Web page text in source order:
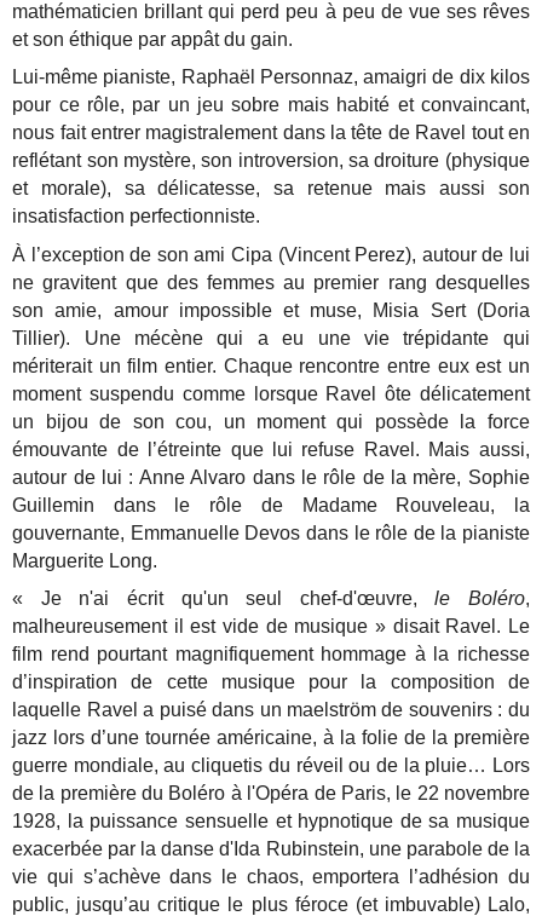
mathématicien brillant qui perd peu à peu de vue ses rêves
et son éthique par appât du gain.
Lui-même pianiste, Raphaël Personnaz, amaigri de dix kilos
pour ce rôle, par un jeu sobre mais habité et convaincant,
nous fait entrer magistralement dans la tête de Ravel tout en
reflétant son mystère, son introversion, sa droiture (physique
et morale), sa délicatesse, sa retenue mais aussi son
insatisfaction perfectionniste.
À l’exception de son ami Cipa (Vincent Perez), autour de lui
ne gravitent que des femmes au premier rang desquelles
son amie, amour impossible et muse, Misia Sert (Doria
Tillier). Une mécène qui a eu une vie trépidante qui
mériterait un film entier. Chaque rencontre entre eux est un
moment suspendu comme lorsque Ravel ôte délicatement
un bijou de son cou, un moment qui possède la force
émouvante de l’étreinte que lui refuse Ravel. Mais aussi,
autour de lui : Anne Alvaro dans le rôle de la mère, Sophie
Guillemin dans le rôle de Madame Rouveleau, la
gouvernante, Emmanuelle Devos dans le rôle de la pianiste
Marguerite Long.
« Je n'ai écrit qu'un seul chef-d'œuvre,le Boléro,
malheureusement il est vide de musique » disait Ravel. Le
film rend pourtant magnifiquement hommage à la richesse
d’inspiration de cette musique pour la composition de
laquelle Ravel a puisé dans un maelström de souvenirs : du
jazz lors d’une tournée américaine, à la folie de la première
guerre mondiale, au cliquetis du réveil ou de la pluie… Lors
de la première du Boléro à l'Opéra de Paris, le 22 novembre
1928, la puissance sensuelle et hypnotique de sa musique
exacerbée par la danse d'Ida Rubinstein, une parabole de la
vie qui s’achève dans le chaos, emportera l’adhésion du
public, jusqu’au critique le plus féroce (et imbuvable) Lalo,